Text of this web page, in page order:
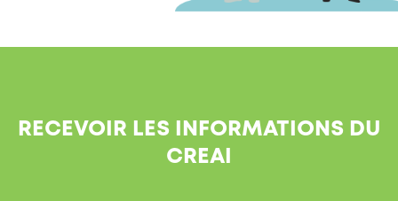
RECEVOIR LES INFORMATIONS DU
CREAI